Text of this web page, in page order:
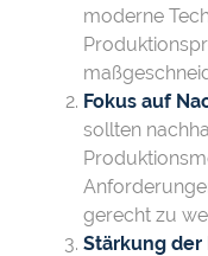
moderne
Fokus auf
sollten
gerecht zu
Stärkung der